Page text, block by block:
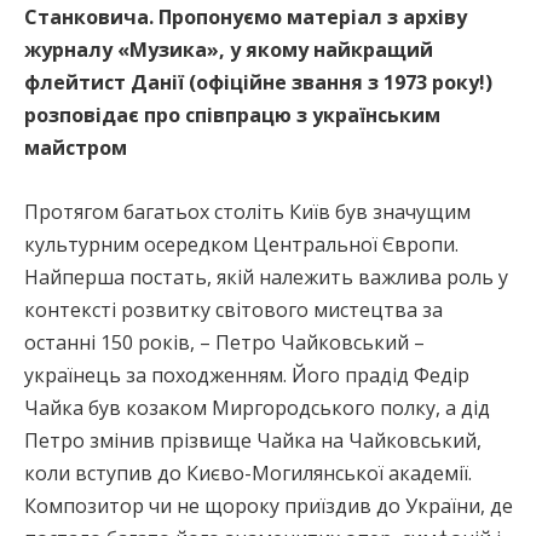
Станковича. Пропонуємо матеріал з архіву
журналу «Музика», у якому найкращий
флейтист Данії (офіційне звання з 1973 року!)
розповідає про співпрацю з українським
майстром
Протягом багатьох століть Київ був значущим
культурним осередком Центральної Європи.
Найперша постать, якій належить важлива роль у
контексті розвитку світового мистецтва за
останні 150 років, – Петро Чайковський –
українець за походженням. Його прадід Федір
Чайка був козаком Миргородського полку, а дід
Петро змінив прізвище Чайка на Чайковський,
коли вступив до Києво-Могилянської академії.
Композитор чи не щороку приїздив до України, де